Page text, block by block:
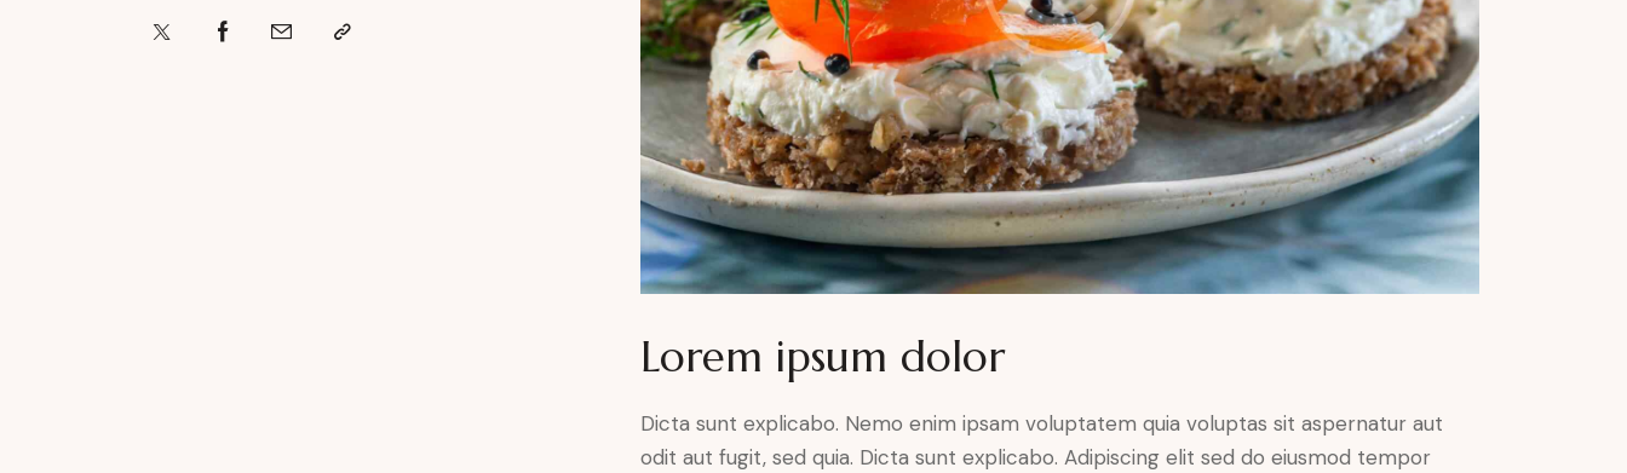
Lorem ipsum dolor
Dicta sunt explicabo. Nemo enim ipsam voluptatem quia voluptas sit aspernatur aut
odit aut fugit, sed quia. Dicta sunt explicabo. Adipiscing elit sed do eiusmod tempor